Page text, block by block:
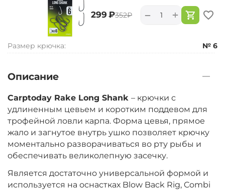
‍299‍ ₽‍352‍₽ +
−
Размер крючка: № 6
Описание
Carptoday Rake Long Shank – крючки с
удлиненным цевьем и коротким поддевом для
трофейной ловли карпа. Форма цевья, прямое
жало и загнутое внутрь ушко позволяет крючку
моментально разворачиваться во рту рыбы и
обеспечивать великолепную засечку.
Является достаточно универсальной формой и
используется на оснастках Blow Back Rig, Combi